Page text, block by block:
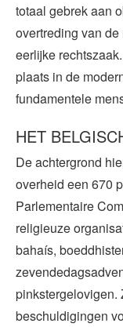
totaal gebrek aan
overtreding van
eerlijke
plaats in de
fundamentele
HET
De achtergrond
overheid een 670
Parlementaire
religieuze
bahaís,
pinkstergelovigen.
beschuldigingen